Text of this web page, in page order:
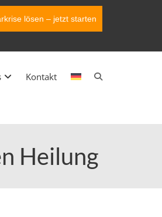
lösen – jetzt starten
Kontakt
Heilung